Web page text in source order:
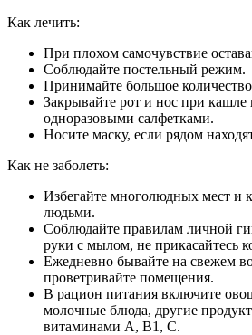
Как лечить:
При плохом самочувствие
Соблюдайте постельный режим.
Принимайте большое
Закрывайте рот и нос при
одноразовыми салфетками.
Носите маску, если рядом
Как не заболеть:
Избегайте многолюдных мест и
людьми.
Соблюдайте правилам личной
руки с мылом, не прикасайтесь
Ежедневно бывайте на свежем
проветривайте помещения.
В рацион питания включите
молочные блюда, другие
витаминами А, B1, C.